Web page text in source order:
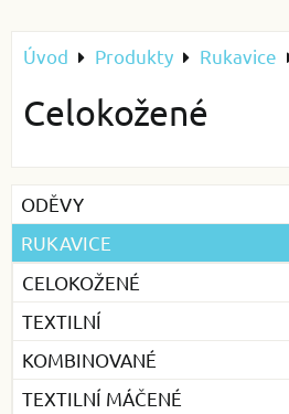
Úvod Produkty Rukavice
Celokožené
ODĚVY
RUKAVICE
CELOKOŽENÉ
TEXTILNÍ
KOMBINOVANÉ
TEXTILNÍ MÁČENÉ